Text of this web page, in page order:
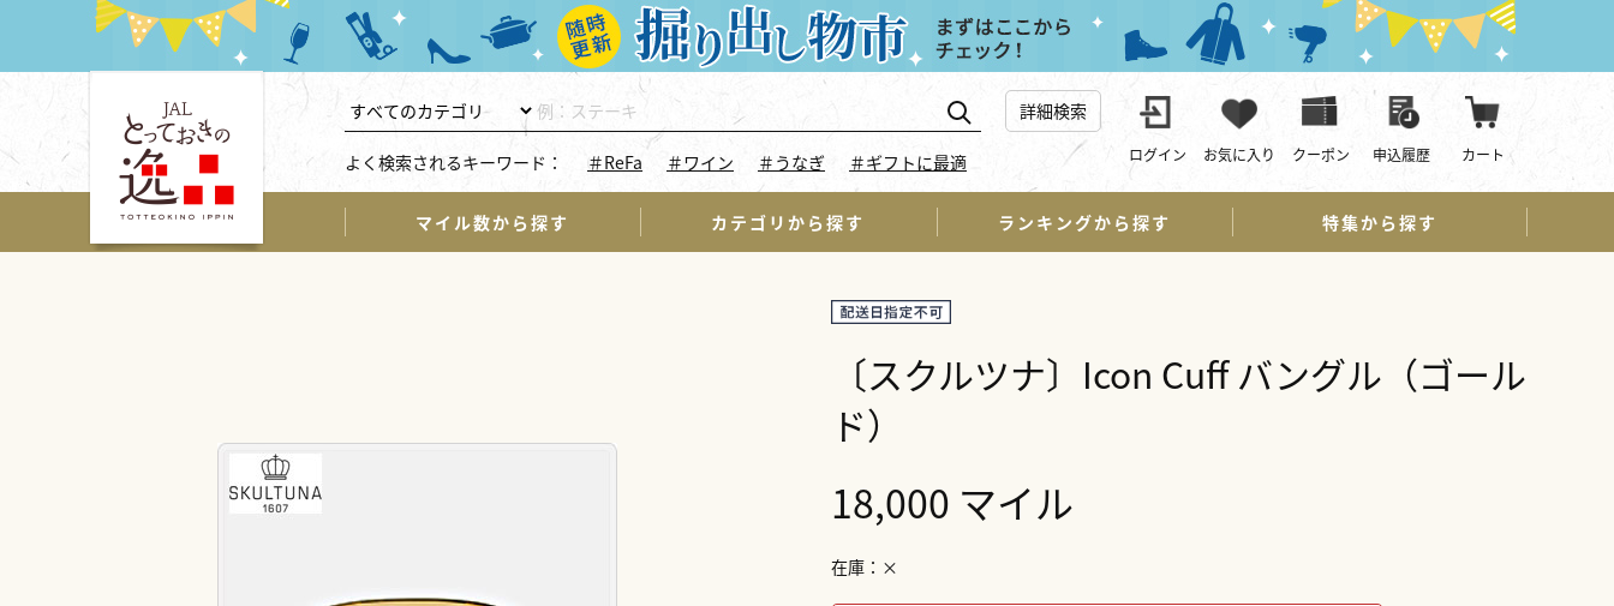
詳細検索
よく検索されるキーワード： ＃ReFa ＃ワイン ＃うなぎ ＃ギフトに最適 ログイン お気に入り クーポン 申込履歴 カート
マイル数から探す カテゴリから探す ランキングから探す 特集から探す
〔スクルツナ〕Icon Cuff バングル（ゴール
ド）
18,000 マイル
在庫 ×